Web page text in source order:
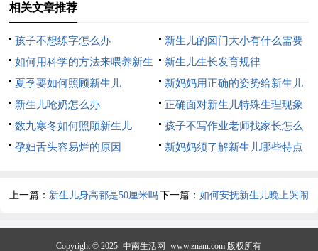
相关文章推荐
孩子不想练字怎么办
新生儿的囟门大小有什么需要
注意的地方
如何用科学的方法来喂养新生
儿？
新生儿生长发育规律
夏季要如何照顾新生儿
新妈妈用正确的姿势给新生儿
哺乳
新生儿呛奶怎么办
正确面对新生儿特殊生理现象
数九寒冬如何照顾新生儿
孩子不写作业老师找家长怎么
办
孕妇舌头容易烂的原因 新妈妈须了解新生儿哪些特点
上一篇： 新生儿身高都是50厘米吗下一篇： 如何安抚新生儿晚上哭闹
Copyright © 2025 中南生活网 www.znanr.com 版权所有